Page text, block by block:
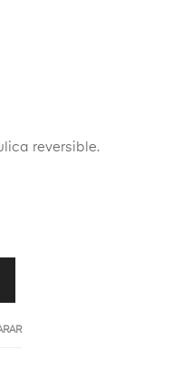
reversible.